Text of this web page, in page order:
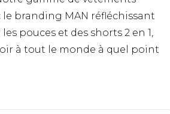
le branding MAN réfléchissant
pouces et des shorts 2 en 1,
à tout le monde à quel point